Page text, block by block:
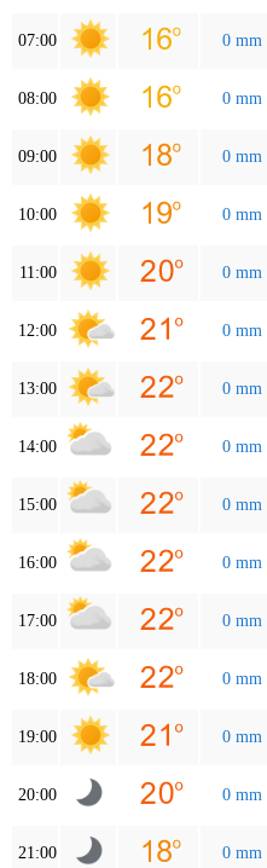
07:00 0 mm
08:00 0 mm
09:00 0 mm
10:00 0 mm
11:00 0 mm
12:00 0 mm
13:00 0 mm
14:00 0 mm
15:00 0 mm
16:00 0 mm
17:00 0 mm
18:00 0 mm
19:00 0 mm
20:00 0 mm
21:00 0 mm